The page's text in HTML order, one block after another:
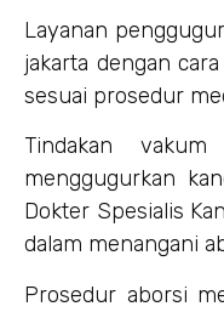
Layanan
jakarta dengan
sesuai prosedur
Tindakan
menggugurkan
Dokter Spesialis
dalam menangani
Prosedur aborsi